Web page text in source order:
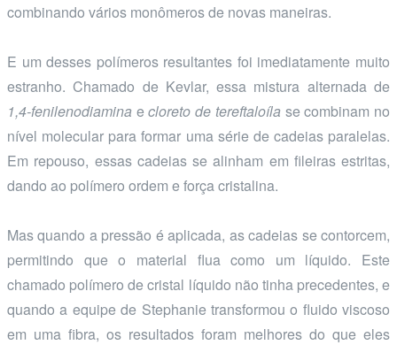
combinando vários monômeros de novas maneiras.
E um desses polímeros resultantes foi imediatamente muito
estranho. Chamado de Kevlar, essa mistura alternada de
1,4-fenilenodiamina ecloreto de tereftaloíla se combinam no
nível molecular para formar uma série de cadeias paralelas.
Em repouso, essas cadeias se alinham em fileiras estritas,
dando ao polímero ordem e força cristalina.
Mas quando a pressão é aplicada, as cadeias se contorcem,
permitindo que o material flua como um líquido. Este
chamado polímero de cristal líquido não tinha precedentes, e
quando a equipe de Stephanie transformou o fluido viscoso
em uma fibra, os resultados foram melhores do que eles